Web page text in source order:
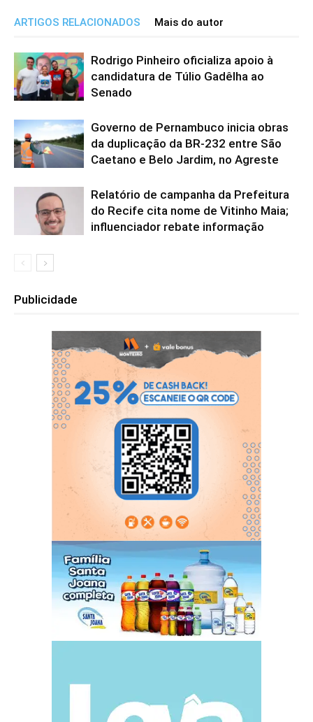
ARTIGOS RELACIONADOS Mais do autor
Rodrigo Pinheiro oficializa apoio à
candidatura de Túlio Gadêlha ao
Senado
Governo de Pernambuco inicia obras
da duplicação da BR-232 entre São
Caetano e Belo Jardim, no Agreste
Relatório de campanha da Prefeitura
do Recife cita nome de Vitinho Maia;
influenciador rebate informação
Publicidade